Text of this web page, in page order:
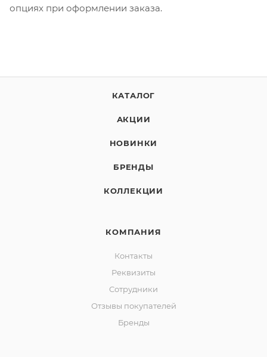
опциях при оформлении заказа.
КАТАЛОГ
АКЦИИ
НОВИНКИ
БРЕНДЫ
КОЛЛЕКЦИИ
КОМПАНИЯ
Контакты
Реквизиты
Сотрудники
Отзывы покупателей
Бренды